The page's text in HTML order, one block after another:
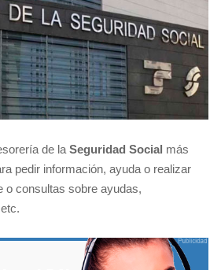
de la Seguridad Social más
pedir información, ayuda o realizar
o consultas sobre ayudas,